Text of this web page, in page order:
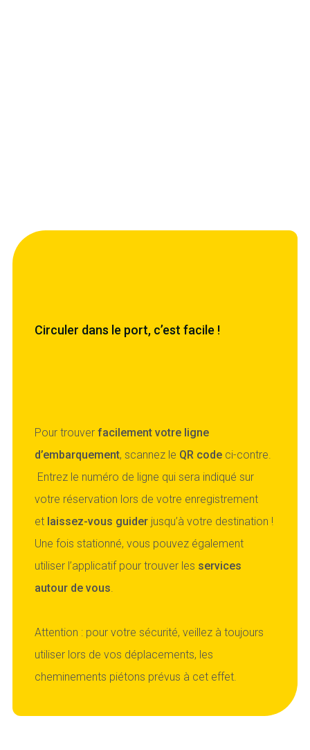
Circuler dans le port, c’est facile !
Pour trouver facilement votre ligne
d’embarquement, scannez le QR code ci-contre.
Entrez le numéro de ligne qui sera indiqué sur
votre réservation lors de votre enregistrement
et laissez-vous guider jusqu’à votre destination !
Une fois stationné, vous pouvez également
utiliser l’applicatif pour trouver les services
autour de vous.
Attention : pour votre sécurité, veillez à toujours
utiliser lors de vos déplacements, les
cheminements piétons prévus à cet effet.